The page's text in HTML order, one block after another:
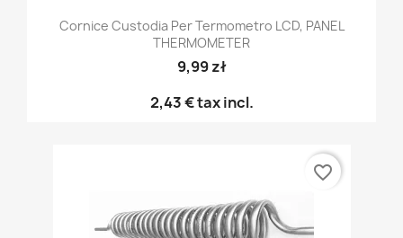
Cornice Custodia Per Termometro LCD, PANEL
THERMOMETER
9,99 zł
2,43 €tax incl.
favorite_border